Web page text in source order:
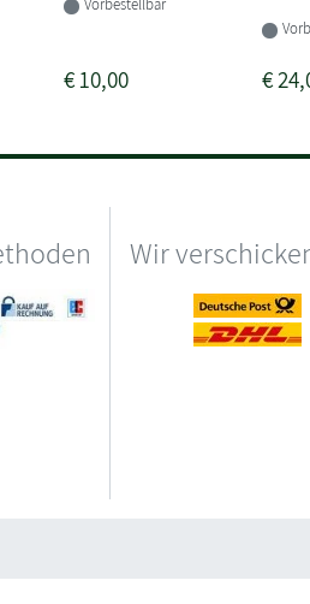
Vorbestellbar
€10,00 €
Wir